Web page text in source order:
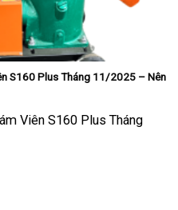
S160 Plus Tháng 11/2025 – Nên
Viên S160 Plus Tháng